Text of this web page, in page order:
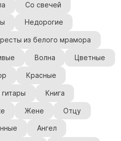
доски
из латуни
из гранита
из гранита
из чугуна
ограды чугун
металл
и лавки
Со свечей
Недорогие
из белого мрамора
Волна Цветные
Красные
Книга
Жене Отцу
Ангел